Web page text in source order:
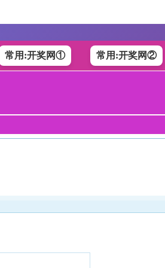
常用:开奖网① 常用:开奖网②